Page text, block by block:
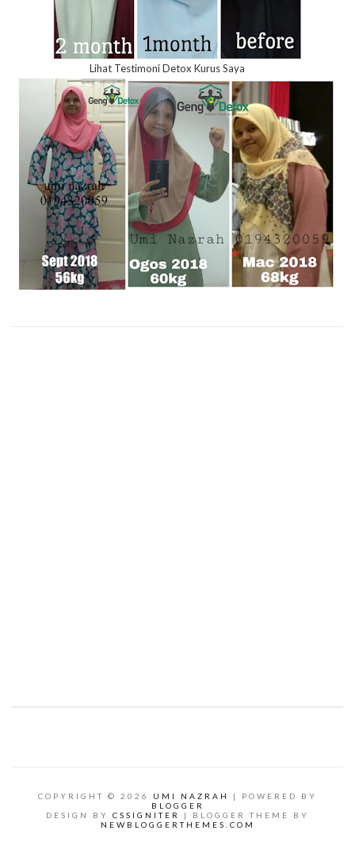
Lihat Testimoni Detox Kurus Saya
COPYRIGHT © 2026 UMI NAZRAH
| POWERED BY
BLOGGER
DESIGN BY CSSIGNITER
| BLOGGER THEME BY
NEWBLOGGERTHEMES.COM